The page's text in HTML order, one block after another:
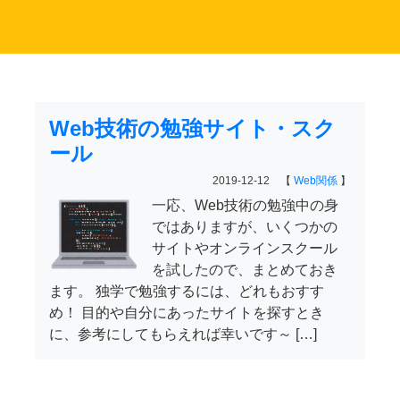
Web技術の勉強サイト・スク
ール
2019-12-12 【 Web関係 】
一応、Web技術の勉強中の身
ではありますが、いくつかの
サイトやオンラインスクール
を試したので、まとめておき
ます。 独学で勉強するには、どれもおすす
め！ 目的や自分にあったサイトを探すとき
に、参考にしてもらえれば幸いです～ […]